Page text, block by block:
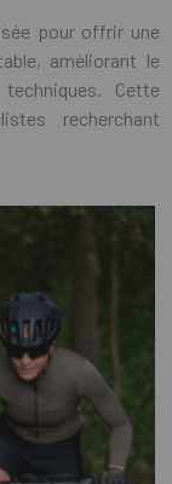
pour offrir une
améliorant le
Cette
recherchant